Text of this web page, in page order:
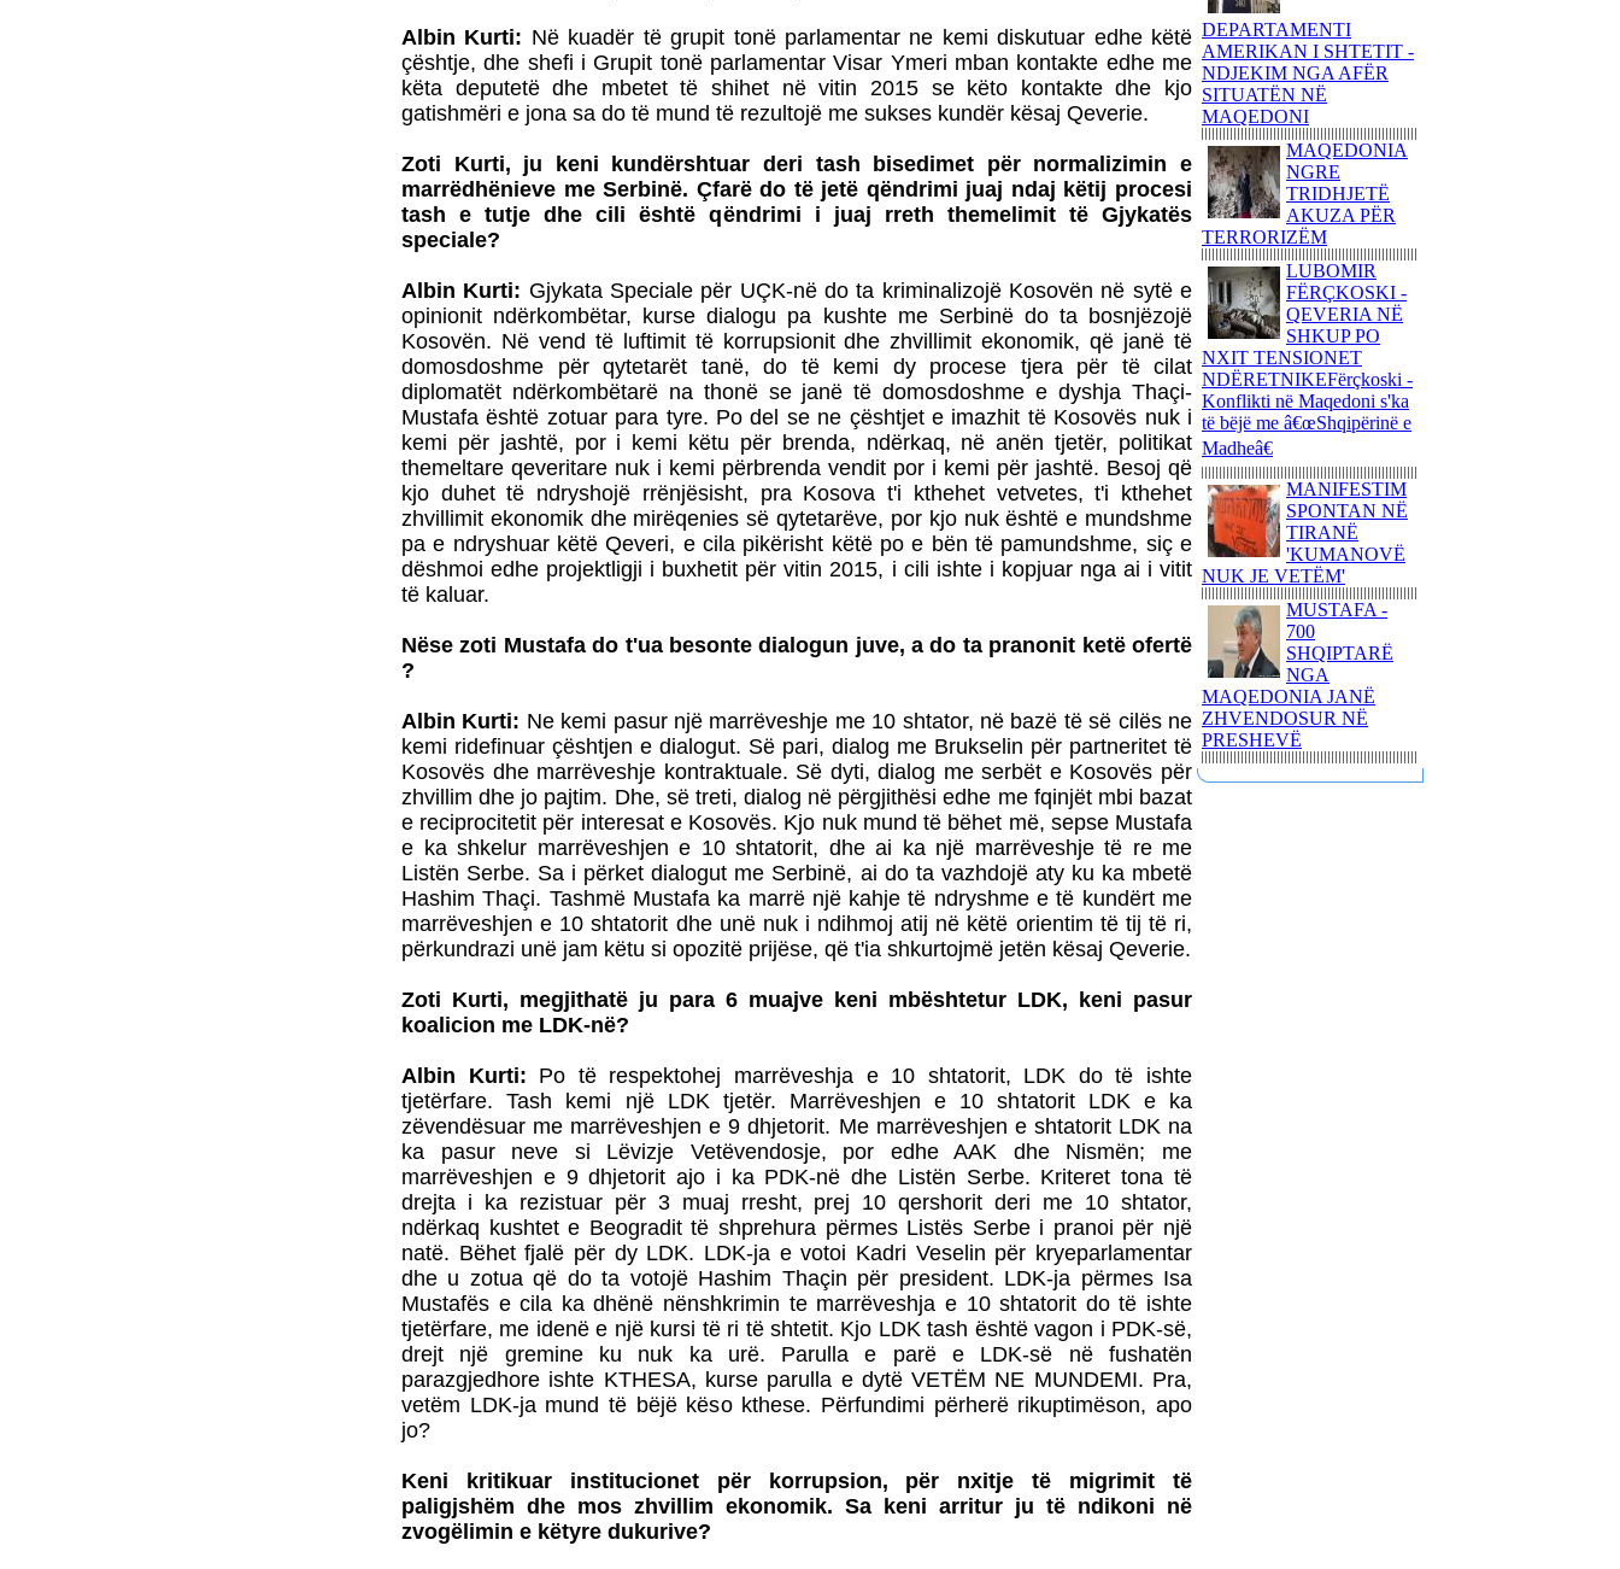
Albin Kurti: Në kuadër të grupit tonë parlamentar ne kemi diskutuar edhe këtë
çështje, dhe shefi i Grupit tonë parlamentar Visar Ymeri mban kontakte edhe me
këta deputetë dhe mbetet të shihet në vitin 2015 se këto kontakte dhe kjo
gatishmëri e jona sa do të mund të rezultojë me sukses kundër kësaj Qeverie.
Zoti Kurti, ju keni kundërshtuar deri tash bisedimet për normalizimin e
marrëdhënieve me Serbinë. Çfarë do të jetë qëndrimi juaj ndaj këtij procesi
tash e tutje dhe cili është qëndrimi i juaj rreth themelimit të Gjykatës
speciale?
Albin Kurti: Gjykata Speciale për UÇK-në do ta kriminalizojë Kosovën në sytë e
opinionit ndërkombëtar, kurse dialogu pa kushte me Serbinë do ta bosnjëzojë
Kosovën. Në vend të luftimit të korrupsionit dhe zhvillimit ekonomik, që janë të
domosdoshme për qytetarët tanë, do të kemi dy procese tjera për të cilat
diplomatët ndërkombëtarë na thonë se janë të domosdoshme e dyshja Thaçi-
Mustafa është zotuar para tyre. Po del se ne çështjet e imazhit të Kosovës nuk i
kemi për jashtë, por i kemi këtu për brenda, ndërkaq, në anën tjetër, politikat
themeltare qeveritare nuk i kemi përbrenda vendit por i kemi për jashtë. Besoj që
kjo duhet të ndryshojë rrënjësisht, pra Kosova t'i kthehet vetvetes, t'i kthehet
zhvillimit ekonomik dhe mirëqenies së qytetarëve, por kjo nuk është e mundshme
pa e ndryshuar këtë Qeveri, e cila pikërisht këtë po e bën të pamundshme, siç e
dëshmoi edhe projektligji i buxhetit për vitin 2015, i cili ishte i kopjuar nga ai i vitit
të kaluar.
Nëse zoti Mustafa do t'ua besonte dialogun juve, a do ta pranonit ketë ofertë
?
Albin Kurti: Ne kemi pasur një marrëveshje me 10 shtator, në bazë të së cilës ne
kemi ridefinuar çështjen e dialogut. Së pari, dialog me Brukselin për partneritet të
Kosovës dhe marrëveshje kontraktuale. Së dyti, dialog me serbët e Kosovës për
zhvillim dhe jo pajtim. Dhe, së treti, dialog në përgjithësi edhe me fqinjët mbi bazat
e reciprocitetit për interesat e Kosovës. Kjo nuk mund të bëhet më, sepse Mustafa
e ka shkelur marrëveshjen e 10 shtatorit, dhe ai ka një marrëveshje të re me
Listën Serbe. Sa i përket dialogut me Serbinë, ai do ta vazhdojë aty ku ka mbetë
Hashim Thaçi. Tashmë Mustafa ka marrë një kahje të ndryshme e të kundërt me
marrëveshjen e 10 shtatorit dhe unë nuk i ndihmoj atij në këtë orientim të tij të ri,
përkundrazi unë jam këtu si opozitë prijëse, që t'ia shkurtojmë jetën kësaj Qeverie.
Zoti Kurti, megjithatë ju para 6 muajve keni mbështetur LDK, keni pasur
koalicion me LDK-në?
Albin Kurti: Po të respektohej marrëveshja e 10 shtatorit, LDK do të ishte
tjetërfare. Tash kemi një LDK tjetër. Marrëveshjen e 10 shtatorit LDK e ka
zëvendësuar me marrëveshjen e 9 dhjetorit. Me marrëveshjen e shtatorit LDK na
ka pasur neve si Lëvizje Vetëvendosje, por edhe AAK dhe Nismën; me
marrëveshjen e 9 dhjetorit ajo i ka PDK-në dhe Listën Serbe. Kriteret tona të
drejta i ka rezistuar për 3 muaj rresht, prej 10 qershorit deri me 10 shtator,
ndërkaq kushtet e Beogradit të shprehura përmes Listës Serbe i pranoi për një
natë. Bëhet fjalë për dy LDK. LDK-ja e votoi Kadri Veselin për kryeparlamentar
dhe u zotua që do ta votojë Hashim Thaçin për president. LDK-ja përmes Isa
Mustafës e cila ka dhënë nënshkrimin te marrëveshja e 10 shtatorit do të ishte
tjetërfare, me idenë e një kursi të ri të shtetit. Kjo LDK tash është vagon i PDK-së,
drejt një gremine ku nuk ka urë. Parulla e parë e LDK-së në fushatën
parazgjedhore ishte KTHESA, kurse parulla e dytë VETËM NE MUNDEMI. Pra,
vetëm LDK-ja mund të bëjë këso kthese. Përfundimi përherë rikuptimëson, apo
jo?
Keni kritikuar institucionet për korrupsion, për nxitje të migrimit të
paligjshëm dhe mos zhvillim ekonomik. Sa keni arritur ju të ndikoni në
zvogëlimin e këtyre dukurive?
PAUL GAUGUIN - NJË
UDHËTIM DREJT
VENDEVE
IDILIKEEkspozita e
Fondation Beyeler propozon
një nga ngjarjet kulturore
pikante të vitit 2015
PërkujtimMARIAN TUNAJ
- VEPRIMTAR I SHQUAR
PËR LIRINË DHE
PAVARËSINË E
KOSOVËS
Ohridsky - UASHINGTONI
BLLOKON LLOGARITË
DHE PRONAT E
POLITIKANËVE
MAQEDONAS
NATO-ja DHE BE-ja JANË
BASHKËFAJTORE PËR
SITUATËN NË
MAQEDONINga
AUGUSTIN PALOKAJ
ERDOGAN NË TIRANË -
TAKOHET ME NISHANIN
PROTESTA SOT NË
SHKUP - TË DORËHIQET
QEVERIA NË TËRËSI
DEPARTAMENTI
AMERIKAN I SHTETIT -
NDJEKIM NGA AFËR
SITUATËN NË
MAQEDONI
MAQEDONIA
NGRE
TRIDHJETË
AKUZA PËR
TERRORIZËM
LUBOMIR
FËRÇKOSKI -
QEVERIA NË
SHKUP PO
NXIT TENSIONET
NDËRETNIKEFërçkoski -
Konflikti në Maqedoni s'ka
të bëjë me â€œShqipërinë e
Madheâ€
MANIFESTIM
SPONTAN NË
TIRANË
'KUMANOVË
NUK JE VETËM'
MUSTAFA -
700
SHQIPTARË
NGA
MAQEDONIA JANË
ZHVENDOSUR NË
PRESHEVË